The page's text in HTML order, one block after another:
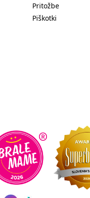
Pritožbe
Piškotki